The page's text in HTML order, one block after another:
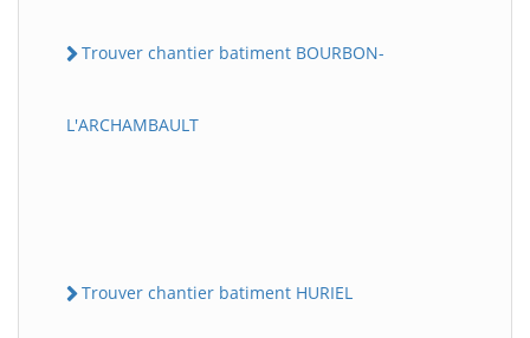
Trouver chantier batiment BOURBON-
L'ARCHAMBAULT
Trouver chantier batiment HURIEL